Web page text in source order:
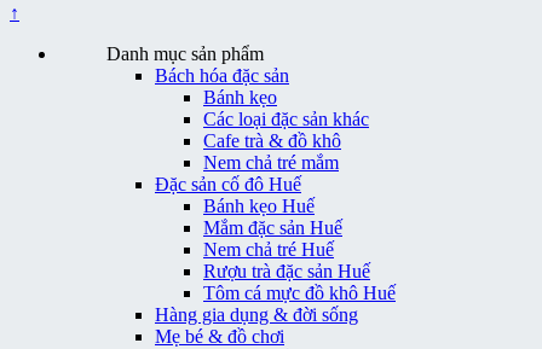
↑
Danh mục sản phẩm
Bách hóa đặc sản
Bánh kẹo
Các loại đặc sản khác
Cafe trà & đồ khô
Nem chả tré mắm
Đặc sản cố đô Huế
Bánh kẹo Huế
Mắm đặc sản Huế
Nem chả tré Huế
Rượu trà đặc sản Huế
Tôm cá mực đồ khô Huế
Hàng gia dụng & đời sống
Mẹ bé & đồ chơi